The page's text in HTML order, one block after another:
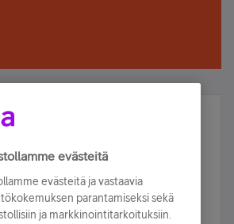
osallistu ja voita!
ja olet mukana arvonnassa.
evästeitä
evästeitä ja vastaavia
parantamiseksi sekä
ja markkinointitarkoituksiin.